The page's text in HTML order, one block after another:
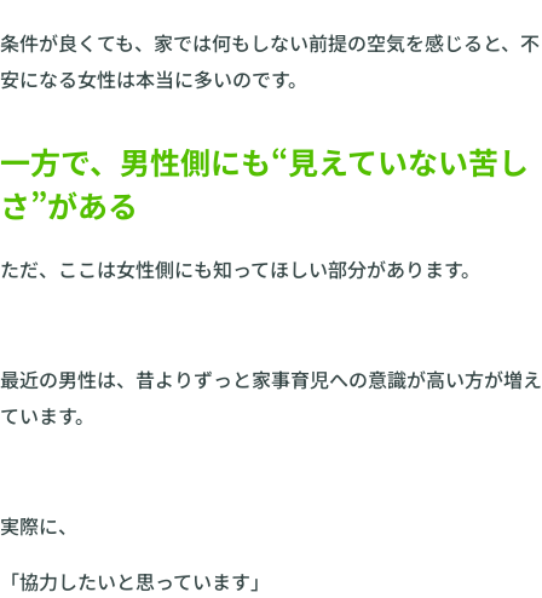
条件が良くても、家では何もしない前提の空気を感じると、不
安になる女性は本当に多いのです。
一方で、男性側にも“見えていない苦し
さ”がある
ただ、ここは女性側にも知ってほしい部分があります。
最近の男性は、昔よりずっと家事育児への意識が高い方が増え
ています。
実際に、
「協力したいと思っています」